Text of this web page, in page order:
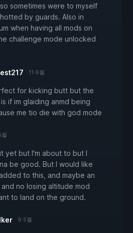
sometimes were to myself
by guards. Also in
when having all mods on
challenge mode unlocked
11 6월
for kicking butt but the
if im glaiding anmd being
me tio die with god mode
yet but I'm about to but I
be good. But I would like
to this, and maybe an
no losing altitude mod
to land on the ground.
9 5월